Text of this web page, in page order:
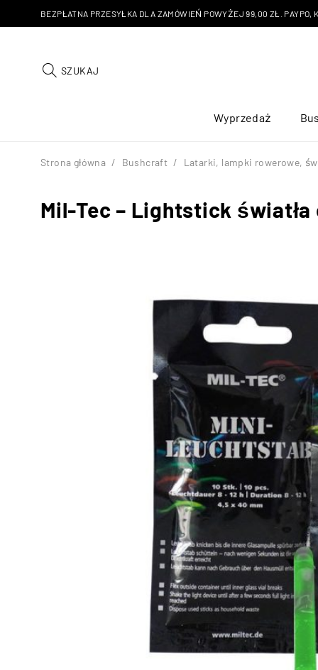
BEZPŁATNA PRZESYŁKA DLA ZAMÓWIEŃ POWYŻEJ 99,00 ZŁ. PAYPO,
SZUKAJ
Wyprzedaż
Mil-Tec – Lightstick światła
Strona główna / Bushcraft / Latarki, lampki rowerowe,